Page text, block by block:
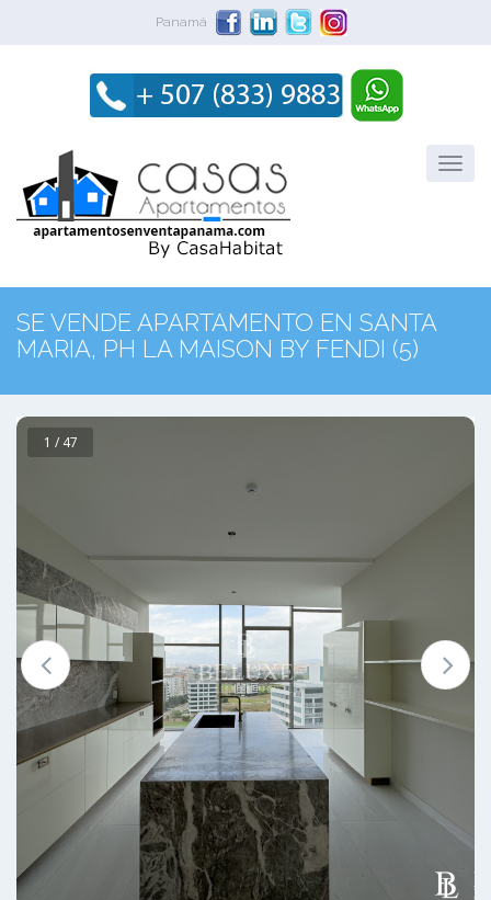
Panamá
SE VENDE APARTAMENTO EN SANTA
MARIA, PH LA MAISON BY FENDI (5)
1 / 47